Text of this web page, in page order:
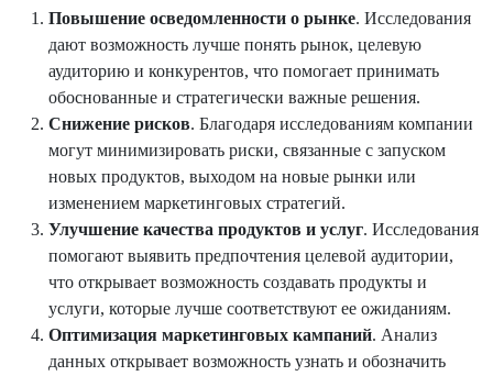
Повышение осведомленности о рынке. Исследования
дают возможность лучше понять рынок, целевую
аудиторию и конкурентов, что помогает принимать
обоснованные и стратегически важные решения.
Снижение рисков. Благодаря исследованиям компании
могут минимизировать риски, связанные с запуском
новых продуктов, выходом на новые рынки или
изменением маркетинговых стратегий.
Улучшение качества продуктов и услуг. Исследования
помогают выявить предпочтения целевой аудитории,
что открывает возможность создавать продукты и
услуги, которые лучше соответствуют ее ожиданиям.
Оптимизация маркетинговых кампаний. Анализ
данных открывает возможность узнать и обозначить